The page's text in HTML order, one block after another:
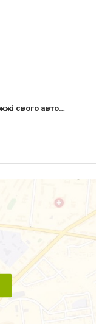
Встигни на діагностику ходової в Запоріжжі свого автомобіля! Акція тільки у Жовтні!